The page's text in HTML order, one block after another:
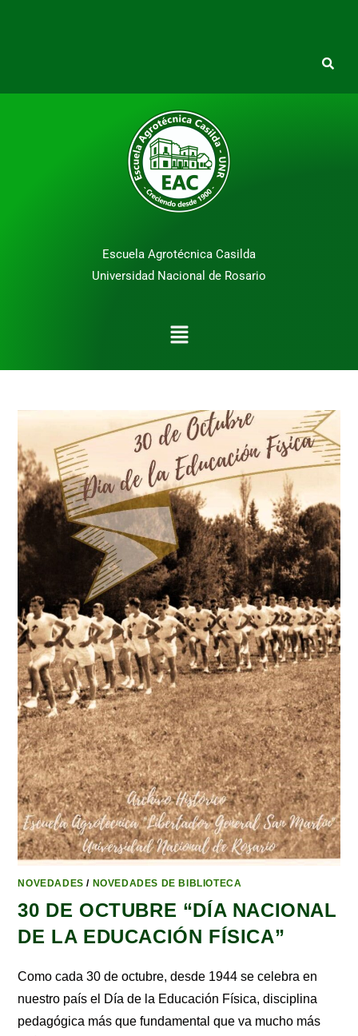
Escuela Agrotécnica Casilda
Universidad Nacional de Rosario
NOVEDADES / NOVEDADES DE BIBLIOTECA
30 DE OCTUBRE “DÍA NACIONAL
DE LA EDUCACIÓN FÍSICA”
Como cada 30 de octubre, desde 1944 se celebra en
nuestro país el Día de la Educación Física, disciplina
pedagógica más que fundamental que va mucho más